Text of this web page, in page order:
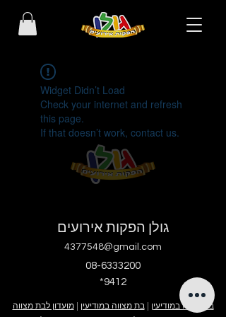
Widget Didn’t Load
Check your internet and refresh
this page.
If that doesn’t work, contact us.
גולן הפקות אירועים
4377548@gmail.com
08-6333200
בר מצווה במודיעין |בת מצווה במודיעין |מועדון לבת מצווה
*9412